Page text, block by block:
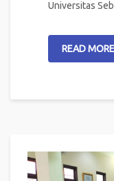
Universitas
READ MORE